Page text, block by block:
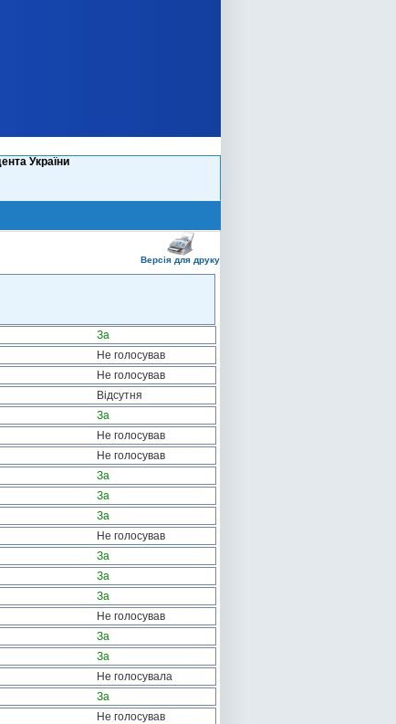
України
Версія для друку
За
Не голосував
Не голосував
Відсутня
За
Не голосував
Не голосував
За
За
За
Не голосував
За
За
За
Не голосував
За
За
Не голосувала
За
Не голосував